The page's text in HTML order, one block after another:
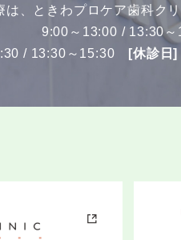
は、ときわプロケア歯科ク
9:00～13:00 / 13:30～
/ 13:30～15:30
[休診日]